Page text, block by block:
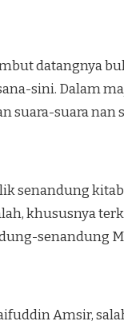
datangnya
sini. Dalam
suara-suara nan
senandung
khususnya
senan­dung
Amsir,